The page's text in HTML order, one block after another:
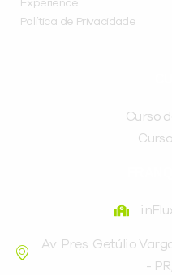
Experience
Política de Privacidade
Curso
Av. Pres. Getúlio
-